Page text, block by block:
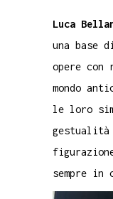
Luca
una base
opere
mondo
le loro
gestualità
sempre in